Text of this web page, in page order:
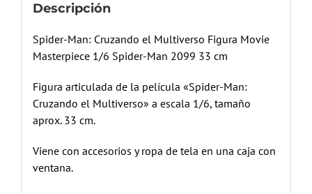
Descripción
Spider-Man: Cruzando el Multiverso Figura Movie
Masterpiece 1/6 Spider-Man 2099 33 cm
Figura articulada de la película «Spider-Man:
Cruzando el Multiverso» a escala 1/6, tamaño
aprox. 33 cm.
Viene con accesorios y ropa de tela en una caja con
ventana.